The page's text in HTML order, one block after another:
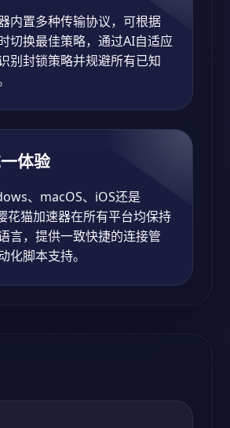
内置多种传输协议，可根据
切换最佳策略，通过AI自适应
别封锁策略并规避所有已知
体验
、macOS、iOS还是
花猫加速器在所有平台均保持
言，提供一致快捷的连接管
化脚本支持。